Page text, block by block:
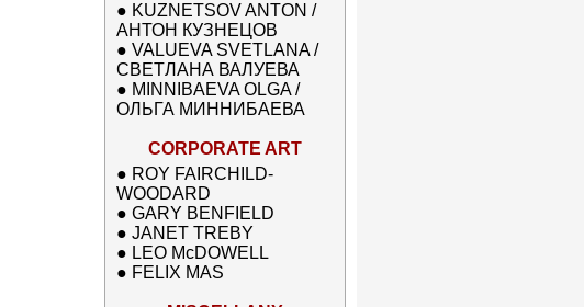
● KUZNETSOV ANTON /
АНТОН КУЗНЕЦОВ
● VALUEVA SVETLANA /
СВЕТЛАНА ВАЛУЕВА
● MINNIBAEVA OLGA /
ОЛЬГА МИННИБАЕВА
CORPORATE ART
● ROY FAIRCHILD-
WOODARD
● GARY BENFIELD
● JANET TREBY
● LEO McDOWELL
● FELIX MAS